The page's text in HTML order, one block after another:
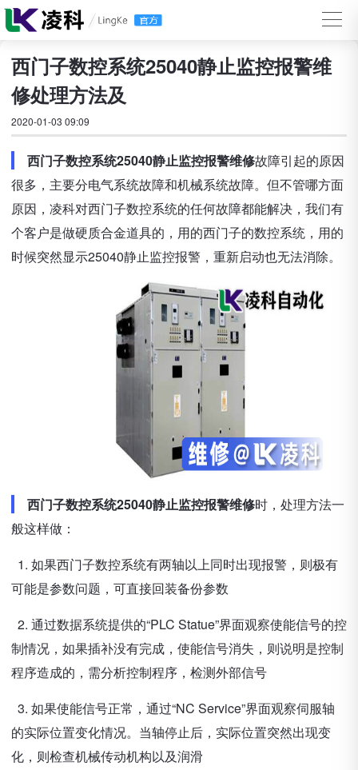
西门子数控系统25040静止监控报警维
修处理方法及
2020-01-03 09:09
西门子数控系统25040静止监控报警维修故障引起的原因
很多，主要分电气系统故障和机械系统故障。但不管哪方面
原因，凌科对西门子数控系统的任何故障都能解决，我们有
个客户是做硬质合金道具的，用的西门子的数控系统，用的
时候突然显示25040静止监控报警，重新启动也无法消除。
西门子数控系统25040静止监控报警维修时，处理方法一
般这样做：
1. 如果西门子数控系统有两轴以上同时出现报警，则极有
可能是参数问题，可直接回装备份参数
2. 通过数据系统提供的“PLC Statue”界面观察使能信号的控
制情况，如果插补没有完成，使能信号消失，则说明是控制
程序造成的，需分析控制程序，检测外部信号
3. 如果使能信号正常，通过“NC Service”界面观察伺服轴
的实际位置变化情况。当轴停止后，实际位置突然出现变
化，则检查机械传动机构以及润滑